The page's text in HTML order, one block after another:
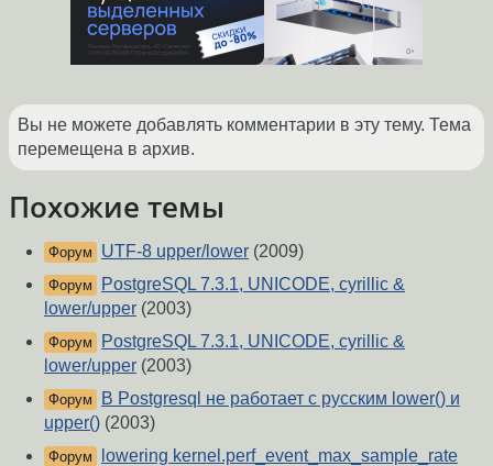
Вы не можете добавлять комментарии в эту тему. Тема
перемещена в архив.
Похожие темы
Форум UTF-8 upper/lower (2009)
Форум
PostgreSQL 7.3.1, UNICODE, cyrillic &
lower/upper (2003)
Форум
PostgreSQL 7.3.1, UNICODE, cyrillic &
lower/upper (2003)
Форум
В Postgresql не работает с русским lower() и
upper() (2003)
Форум lowering kernel.perf_event_max_sample_rate